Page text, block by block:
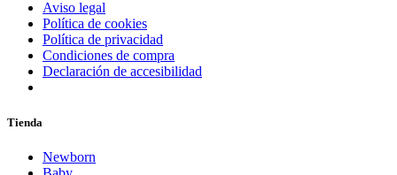
Aviso legal
Política de cookies
Política de privacidad
Condiciones de compra
Declaración de accesibilidad
Tienda
Newborn